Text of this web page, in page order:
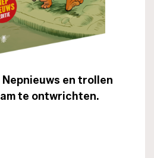
en trollen
te ontwrichten.